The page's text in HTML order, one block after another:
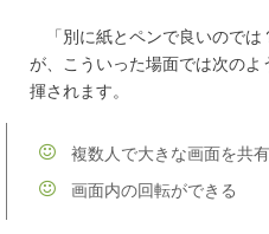
「別に紙とペンで良いので
が、こういった場面では次の
揮されます。
複数人で大きな画面を共
画面内の回転ができる